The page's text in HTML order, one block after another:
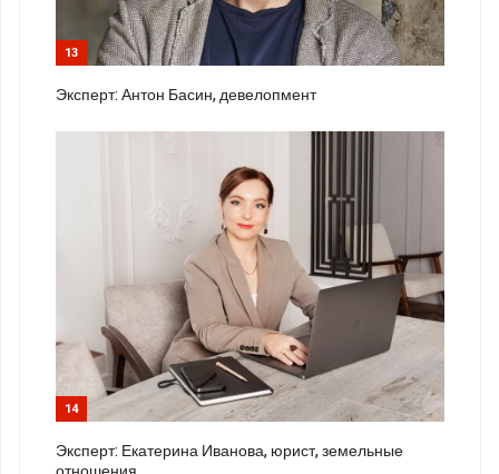
13
Эксперт: Антон Басин, девелопмент
14
Эксперт: Екатерина Иванова, юрист, земельные